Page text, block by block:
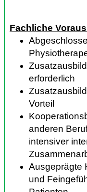
Fachliche
erforderlich
Vorteil
anderen
intensiver
Ausgeprägte
und